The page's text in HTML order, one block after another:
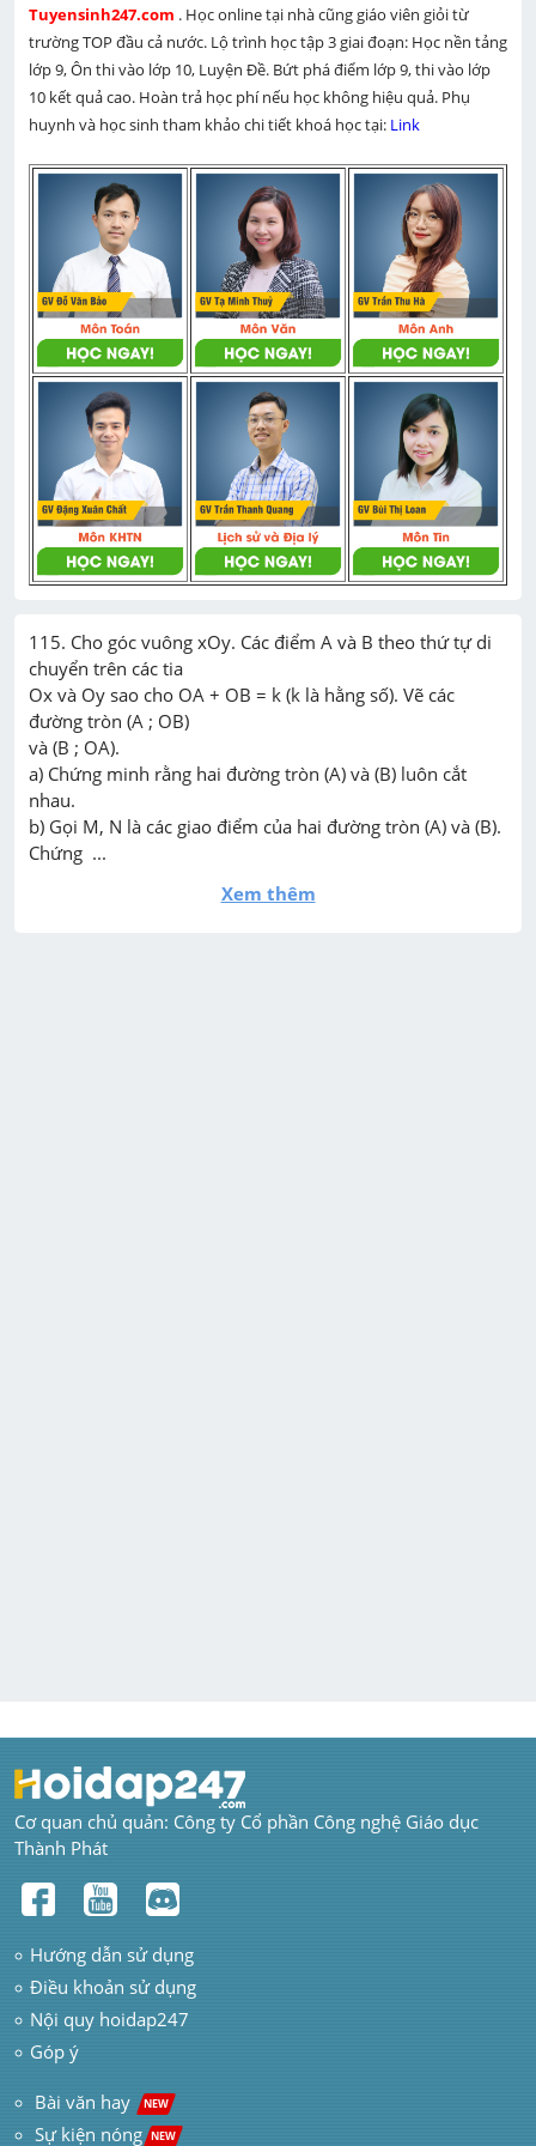
Tuyensinh247.com . Học online tại nhà cũng giáo viên giỏi từ
trường TOP đầu cả nước. Lộ trình học tập 3 giai đoạn: Học nền tảng
lớp 9, Ôn thi vào lớp 10, Luyện Đề. Bứt phá điểm lớp 9, thi vào lớp
10 kết quả cao. Hoàn trả học phí nếu học không hiệu quả. Phụ
huynh và học sinh tham khảo chi tiết khoá học tại: Link
115. Cho góc vuông xOy. Các điểm A và B theo thứ tự di
chuyển trên các tia
Ox và Oy sao cho OA + OB = k (k là hằng số). Vẽ các
đường tròn (A ; OB)
và (B ; OA).
a) Chứng minh rằng hai đường tròn (A) và (B) luôn cắt
nhau.
b) Gọi M, N là các giao điểm của hai đường tròn (A) và (B).
Chứng  ...
Xem thêm
Cơ quan chủ quản: Công ty Cổ phần Công nghệ Giáo dục
Thành Phát
Hướng dẫn sử dụng
Điều khoản sử dụng
Nội quy hoidap247
Góp ý
Bài văn hay NEW
Sự kiện nóng NEW